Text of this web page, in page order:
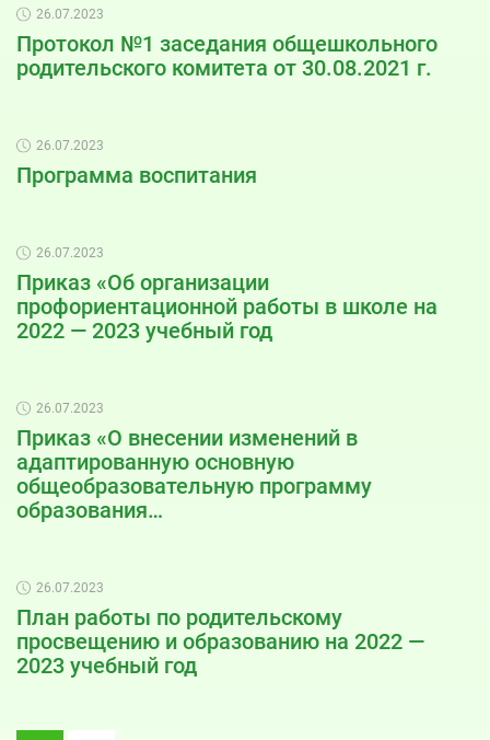
26.07.2023
Протокол №1 заседания общешкольного
родительского комитета от 30.08.2021 г.
26.07.2023
Программа воспитания
26.07.2023
Приказ «Об организации
профориентационной работы в школе на
2022 — 2023 учебный год
26.07.2023
Приказ «О внесении изменений в
адаптированную основную
общеобразовательную программу
образования…
26.07.2023
План работы по родительскому
просвещению и образованию на 2022 —
2023 учебный год